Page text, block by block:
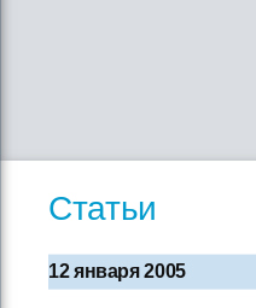
Статьи
12 января 2005